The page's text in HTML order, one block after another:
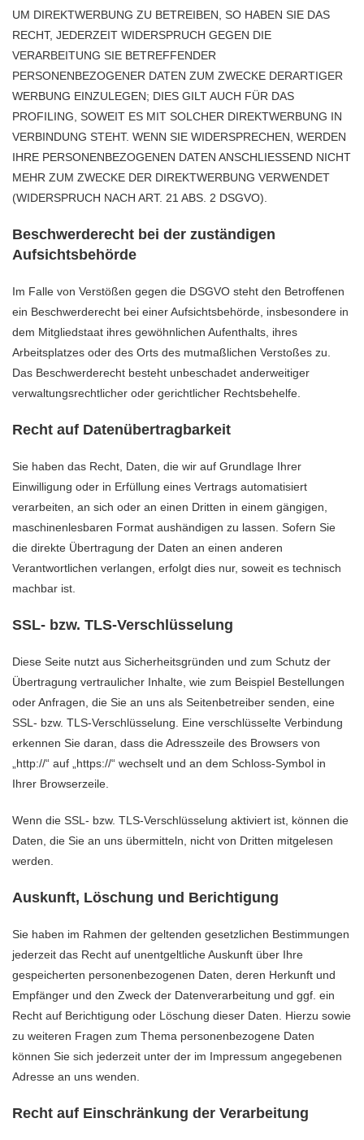
UM DIREKTWERBUNG ZU BETREIBEN, SO HABEN SIE DAS
RECHT, JEDERZEIT WIDERSPRUCH GEGEN DIE
VERARBEITUNG SIE BETREFFENDER
PERSONENBEZOGENER DATEN ZUM ZWECKE DERARTIGER
WERBUNG EINZULEGEN; DIES GILT AUCH FÜR DAS
PROFILING, SOWEIT ES MIT SOLCHER DIREKTWERBUNG IN
VERBINDUNG STEHT. WENN SIE WIDERSPRECHEN, WERDEN
IHRE PERSONENBEZOGENEN DATEN ANSCHLIESSEND NICHT
MEHR ZUM ZWECKE DER DIREKTWERBUNG VERWENDET
(WIDERSPRUCH NACH ART. 21 ABS. 2 DSGVO).
Beschwerderecht bei der zuständigen
Aufsichtsbehörde
Im Falle von Verstößen gegen die DSGVO steht den Betroffenen
ein Beschwerderecht bei einer Aufsichtsbehörde, insbesondere in
dem Mitgliedstaat ihres gewöhnlichen Aufenthalts, ihres
Arbeitsplatzes oder des Orts des mutmaßlichen Verstoßes zu.
Das Beschwerderecht besteht unbeschadet anderweitiger
verwaltungsrechtlicher oder gerichtlicher Rechtsbehelfe.
Recht auf Datenübertragbarkeit
Sie haben das Recht, Daten, die wir auf Grundlage Ihrer
Einwilligung oder in Erfüllung eines Vertrags automatisiert
verarbeiten, an sich oder an einen Dritten in einem gängigen,
maschinenlesbaren Format aushändigen zu lassen. Sofern Sie
die direkte Übertragung der Daten an einen anderen
Verantwortlichen verlangen, erfolgt dies nur, soweit es technisch
machbar ist.
SSL- bzw. TLS-Verschlüsselung
Diese Seite nutzt aus Sicherheitsgründen und zum Schutz der
Übertragung vertraulicher Inhalte, wie zum Beispiel Bestellungen
oder Anfragen, die Sie an uns als Seitenbetreiber senden, eine
SSL- bzw. TLS-Verschlüsselung. Eine verschlüsselte Verbindung
erkennen Sie daran, dass die Adresszeile des Browsers von
„http://“ auf „https://“ wechselt und an dem Schloss-Symbol in
Ihrer Browserzeile.
Wenn die SSL- bzw. TLS-Verschlüsselung aktiviert ist, können die
Daten, die Sie an uns übermitteln, nicht von Dritten mitgelesen
werden.
Auskunft, Löschung und Berichtigung
Sie haben im Rahmen der geltenden gesetzlichen Bestimmungen
jederzeit das Recht auf unentgeltliche Auskunft über Ihre
gespeicherten personenbezogenen Daten, deren Herkunft und
Empfänger und den Zweck der Datenverarbeitung und ggf. ein
Recht auf Berichtigung oder Löschung dieser Daten. Hierzu sowie
zu weiteren Fragen zum Thema personenbezogene Daten
können Sie sich jederzeit unter der im Impressum angegebenen
Adresse an uns wenden.
Recht auf Einschränkung der Verarbeitung